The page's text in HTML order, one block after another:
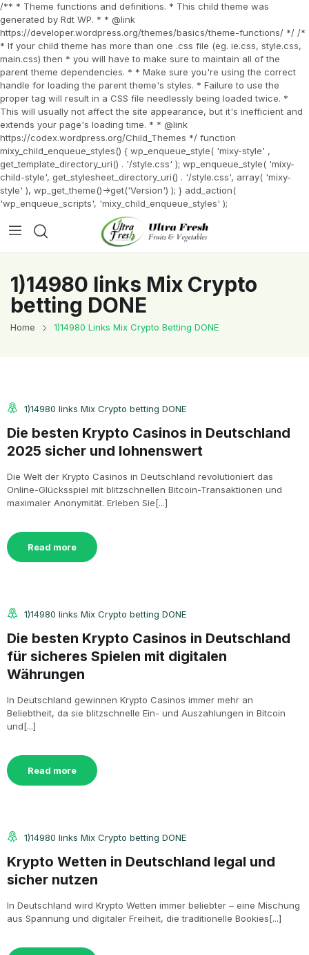
/** * Theme functions and definitions. * This child theme was
generated by Rdt WP. * * @link
https://developer.wordpress.org/themes/basics/theme-functions/ */ /*
* If your child theme has more than one .css file (eg. ie.css, style.css,
main.css) then * you will have to make sure to maintain all of the
parent theme dependencies. * * Make sure you're using the correct
handle for loading the parent theme's styles. * Failure to use the
proper tag will result in a CSS file needlessly being loaded twice. *
This will usually not affect the site appearance, but it's inefficient and
extends your page's loading time. * * @link
https://codex.wordpress.org/Child_Themes */ function
mixy_child_enqueue_styles() { wp_enqueue_style( 'mixy-style' ,
get_template_directory_uri() . '/style.css' ); wp_enqueue_style( 'mixy-
child-style', get_stylesheet_directory_uri() . '/style.css', array( 'mixy-
style' ), wp_get_theme()->get('Version') ); } add_action(
'wp_enqueue_scripts', 'mixy_child_enqueue_styles' );
1)14980 links Mix Crypto
betting DONE
Home 1)14980 Links Mix Crypto Betting DONE
1)14980 links Mix Crypto betting DONE
Die besten Krypto Casinos in Deutschland
2025 sicher und lohnenswert
Die Welt der Krypto Casinos in Deutschland revolutioniert das
Online-Glücksspiel mit blitzschnellen Bitcoin-Transaktionen und
maximaler Anonymität. Erleben Sie[...]
Read more
1)14980 links Mix Crypto betting DONE
Die besten Krypto Casinos in Deutschland
für sicheres Spielen mit digitalen
Währungen
In Deutschland gewinnen Krypto Casinos immer mehr an
Beliebtheit, da sie blitzschnelle Ein- und Auszahlungen in Bitcoin
und[...]
Read more
1)14980 links Mix Crypto betting DONE
Krypto Wetten in Deutschland legal und
sicher nutzen
In Deutschland wird Krypto Wetten immer beliebter – eine Mischung
aus Spannung und digitaler Freiheit, die traditionelle Bookies[...]